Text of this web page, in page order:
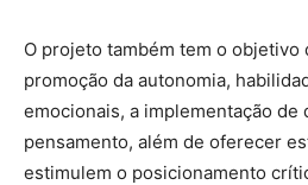
O projeto também tem o objetivo
promoção da autonomia,
emocionais, a implementação
pensamento, além de oferecer
estimulem o posicionamento